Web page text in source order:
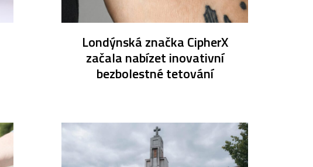
Londýnská značka CipherX
začala nabízet inovativní
bezbolestné tetování